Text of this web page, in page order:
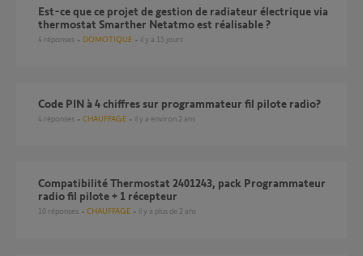
Est-ce que ce projet de gestion de radiateur électrique via
thermostat Smarther Netatmo est réalisable ?
4 réponses DOMOTIQUE il y a 15 jours
code PIN à 4 chiffres sur programmateur fil pilote radio?
4 réponses CHAUFFAGE il y a environ 2 ans
Compatibilité Thermostat 2401243, pack Programmateur
radio fil pilote + 1 récepteur
10 réponses CHAUFFAGE il y a plus de 2 ans